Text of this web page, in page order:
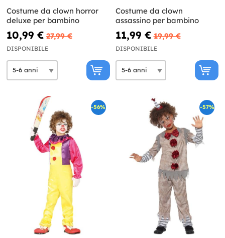
Costume da clown horror
deluxe per bambino
10,99 € 27,99 €
DISPONIBILE
Costume da clown
assassino per bambino
11,99 € 19,99 €
DISPONIBILE
-56% -57%